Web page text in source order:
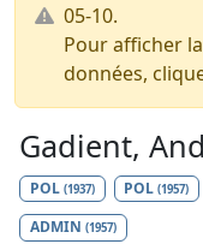
05-10.
Pour afficher
données,
Gadient,
POL (1937) POL(1957)
ADMIN (1957)